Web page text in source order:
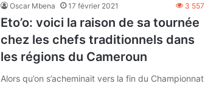
Oscar Mbena 17 février 2021 3 557
Eto’o: voici la raison de sa tournée
chez les chefs traditionnels dans
les régions du Cameroun
Alors qu’on s’acheminait vers la fin du Championnat